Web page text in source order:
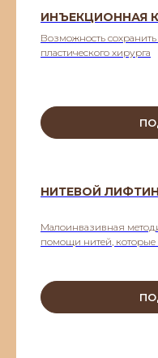
ИНЪЕКЦИОННАЯ
Возможность сохранить
пластического хирурга
НИТЕВОЙ
Малоинвазивная
помощи нитей, которые